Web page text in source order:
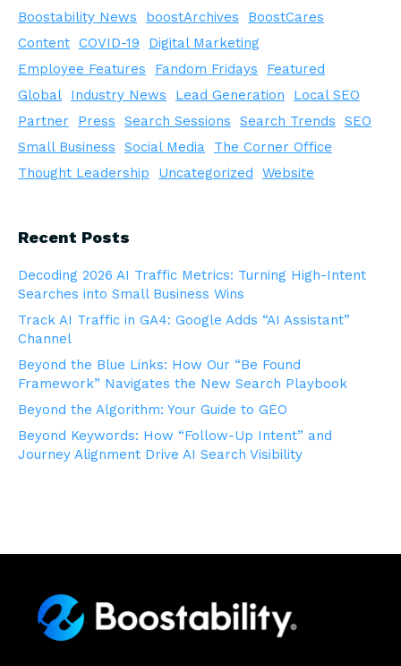
Boostability News
boostArchives
BoostCares
Content COVID-19
Digital Marketing
Employee Features
Fandom Fridays
Featured
Global
Industry News Lead Generation
Local SEO
Partner
Press Search Sessions Search Trends
SEO
Small Business
Social Media
The Corner Office
Thought Leadership
Uncategorized Website
Recent Posts
Decoding 2026 AI Traffic Metrics: Turning High-Intent
Searches into Small Business Wins
Track AI Traffic in GA4: Google Adds “AI Assistant”
Channel
Beyond the Blue Links: How Our “Be Found
Framework” Navigates the New Search Playbook
Beyond the Algorithm: Your Guide to GEO
Beyond Keywords: How “Follow-Up Intent” and
Journey Alignment Drive AI Search Visibility